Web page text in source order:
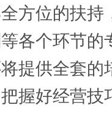
方位的扶持
各个环节的
提供全套的
握好经营技